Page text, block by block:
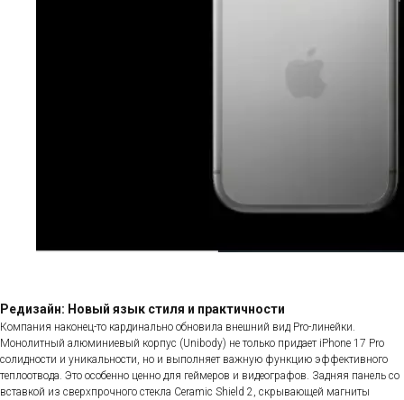
Редизайн: Новый язык стиля и практичности
Компания наконец-то кардинально обновила внешний вид Pro-линейки.
Монолитный алюминиевый корпус (Unibody) не только придает iPhone 17 Pro
солидности и уникальности, но и выполняет важную функцию эффективного
теплоотвода. Это особенно ценно для геймеров и видеографов. Задняя панель со
вставкой из сверхпрочного стекла Ceramic Shield 2, скрывающей магниты